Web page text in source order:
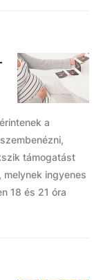
a
támogatást
ingyenes
18 és 21 óra